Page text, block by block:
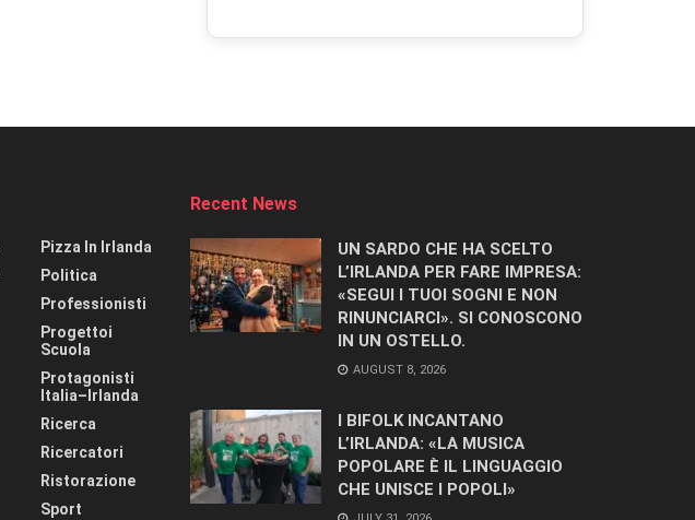
Pizza In Irlanda
Politica
Professionisti
Progettoi
Scuola
Protagonisti
Italia–Irlanda
Ricerca
Ricercatori
Ristorazione
Sport
Recent News
UN SARDO CHE HA SCELTO
L’IRLANDA PER FARE IMPRESA:
«SEGUI I TUOI SOGNI E NON
RINUNCIARCI». SI CONOSCONO
IN UN OSTELLO.
AUGUST 8, 2026
I BIFOLK INCANTANO
L’IRLANDA: «LA MUSICA
POPOLARE È IL LINGUAGGIO
CHE UNISCE I POPOLI»